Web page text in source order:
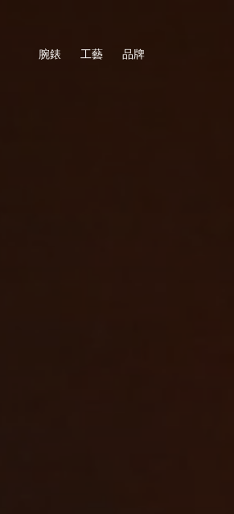
腕錶 工藝 品牌